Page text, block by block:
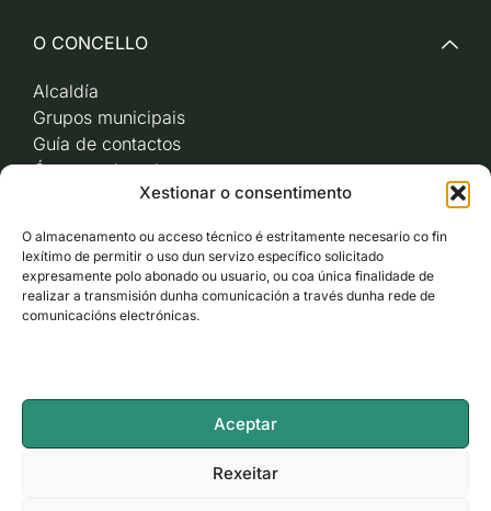
Xestionar o consentimento
O almacenamento ou acceso técnico é estritamente necesario co fin
lexítimo de permitir o uso dun servizo específico solicitado
expresamente polo abonado ou usuario, ou coa única finalidade de
realizar a transmisión dunha comunicación a través dunha rede de
comunicacións electrónicas.
Aceptar
Rexeitar
O CONCELLO
Alcaldía
Grupos municipais
Guía de contactos
Órganos de goberno
Acceso a videoactas
xunta de goberno local
Imaxe corporativa
CARBALLO AO DÍA